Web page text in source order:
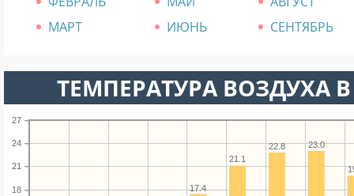
МАРТ
ИЮНЬ СЕНТЯБРЬ
ТЕМПЕРАТУРА ВОЗДУХА В
18
21
24
27
23.0
22.8
21.1
17.4